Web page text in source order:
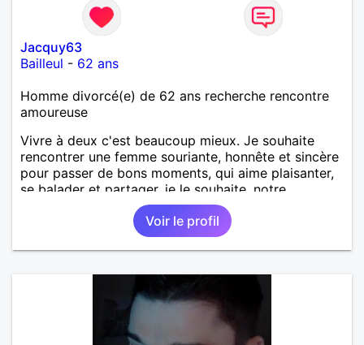
Jacquy63
Bailleul - 62 ans
Homme divorcé(e) de 62 ans recherche rencontre
amoureuse
Vivre à deux c'est beaucoup mieux. Je souhaite
rencontrer une femme souriante, honnête et sincère
pour passer de bons moments, qui aime plaisanter,
se balader et partager, je le souhaite, notre
complicité. J'aime beaucoup les chantiers de
randonnée pour se défouler, se relaxer, se détendre
et finalement prendre du bon temps. C'est difficile
de tout dire en quelques lignes. En revanche, vous
Voir le profil